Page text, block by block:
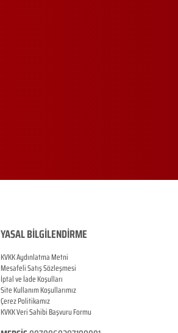
YASAL BİLGİLENDİRME
KVKK Aydınlatma Metni
Mesafeli Satış Sözleşmesi
İptal ve İade Koşulları
Site Kullanım Koşullarımız
Çerez Politikamız
KVKK Veri Sahibi Başvuru Formu